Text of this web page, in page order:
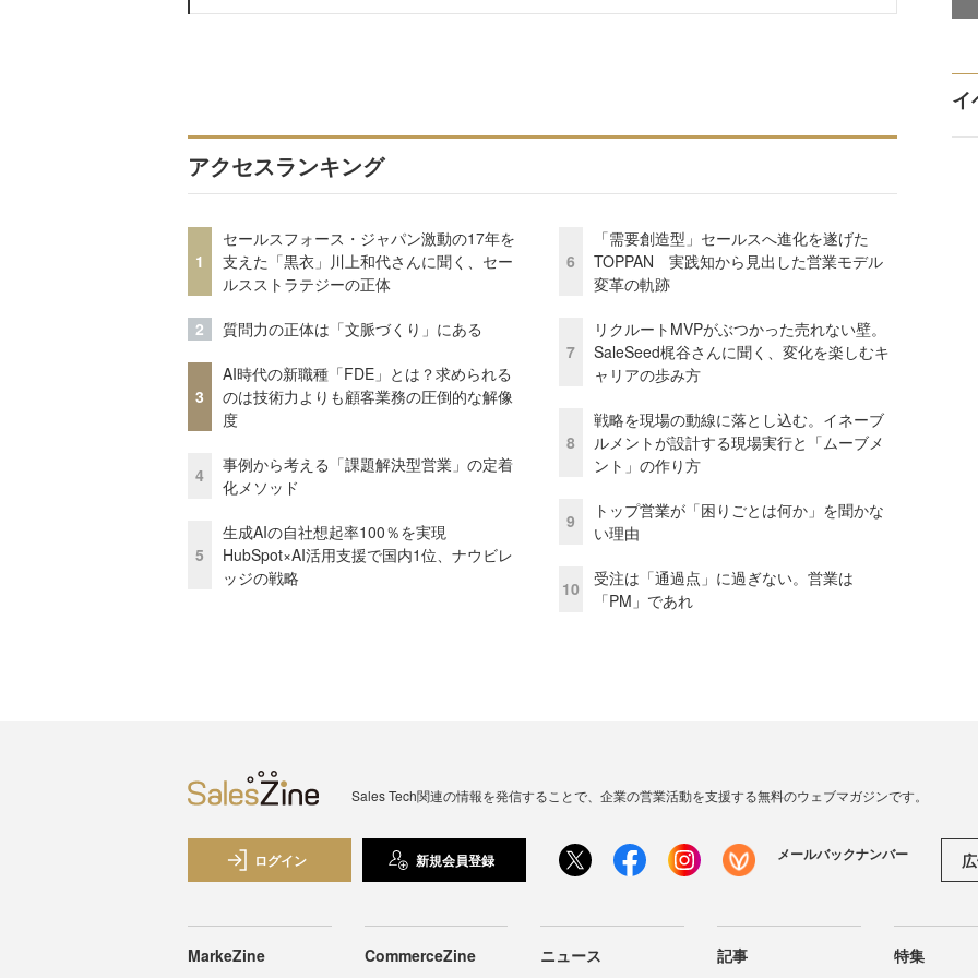
アクセスランキング
1
セールスフォース・ジャパン激動の17年を
支えた「黒衣」川上和代さんに聞く、セー
ルスストラテジーの正体
2 質問力の正体は「文脈づくり」にある
3
AI時代の新職種「FDE」とは？求められる
のは技術力よりも顧客業務の圧倒的な解像
度
4
事例から考える「課題解決型営業」の定着
化メソッド
5
生成AIの自社想起率100％を実現
HubSpot×AI活用支援で国内1位、ナウビレ
ッジの戦略
6
「需要創造型」セールスへ進化を遂げた
TOPPAN 実践知から見出した営業モデル
変革の軌跡
7
リクルートMVPがぶつかった売れない壁。
SaleSeed梶谷さんに聞く、変化を楽しむキ
ャリアの歩み方
8
戦略を現場の動線に落とし込む。イネーブ
ルメントが設計する現場実行と「ムーブメ
ント」の作り方
9
トップ営業が「困りごとは何か」を聞かな
い理由
10
受注は「通過点」に過ぎない。営業は
「PM」であれ
イ
Sales Tech関連の情報を発信することで、企業の営業活動を支援する無料のウェブマガジンです。
ログイン 新規会員登録 メールバックナンバー
MarkeZine CommerceZine ニュース 記事 特集